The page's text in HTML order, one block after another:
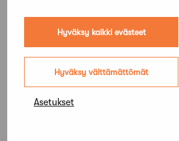
Hyväksy kaikki evästeet
Hyväksy välttämättömät
Asetukset